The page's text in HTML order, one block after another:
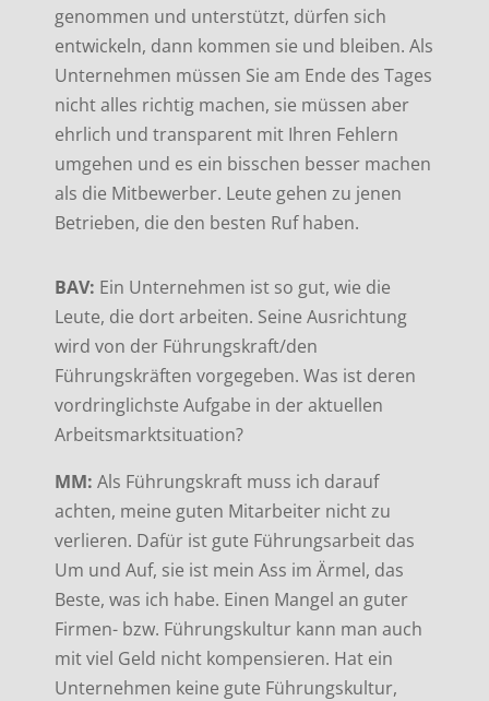
genommen und unterstützt, dürfen sich
entwickeln, dann kommen sie und bleiben. Als
Unternehmen müssen Sie am Ende des Tages
nicht alles richtig machen, sie müssen aber
ehrlich und transparent mit Ihren Fehlern
umgehen und es ein bisschen besser machen
als die Mitbewerber. Leute gehen zu jenen
Betrieben, die den besten Ruf haben.
BAV: Ein Unternehmen ist so gut, wie die
Leute, die dort arbeiten. Seine Ausrichtung
wird von der Führungskraft/den
Führungskräften vorgegeben. Was ist deren
vordringlichste Aufgabe in der aktuellen
Arbeitsmarktsituation?
MM: Als Führungskraft muss ich darauf
achten, meine guten Mitarbeiter nicht zu
verlieren. Dafür ist gute Führungsarbeit das
Um und Auf, sie ist mein Ass im Ärmel, das
Beste, was ich habe. Einen Mangel an guter
Firmen- bzw. Führungskultur kann man auch
mit viel Geld nicht kompensieren. Hat ein
Unternehmen keine gute Führungskultur,